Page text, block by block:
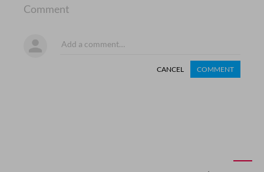
Comment
CANCEL COMMENT